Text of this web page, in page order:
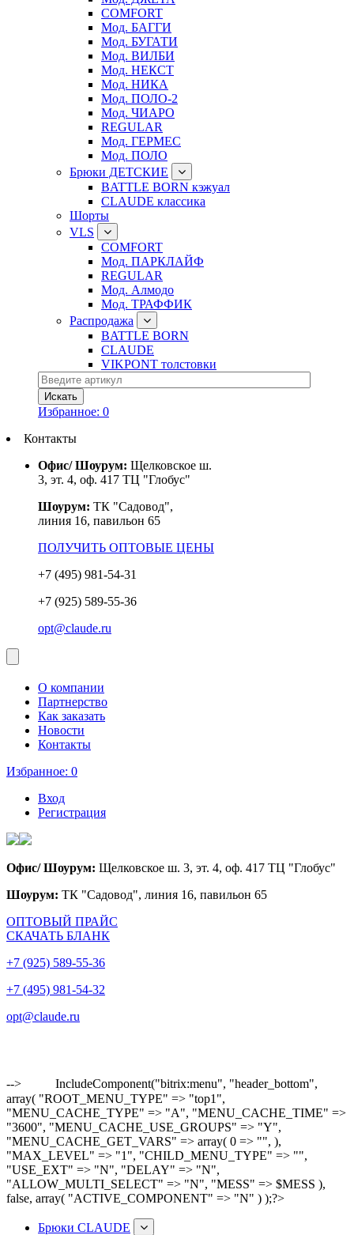
COMFORT
Мод. БАГГИ
Мод. БУГАТИ
Мод. ВИЛБИ
Мод. НЕКСТ
Мод. НИКА
Мод. ПОЛО-2
Мод. ЧИАРО
REGULAR
Мод. ГЕРМЕС
Мод. ПОЛО
Брюки ДЕТСКИЕ
BATTLE BORN кэжуал
CLAUDE классика
Шорты
VLS
COMFORT
Мод. ПАРКЛАЙФ
REGULAR
Мод. Алмодо
Мод. ТРАФФИК
Распродажа
BATTLE BORN
CLAUDE
VIKPONT толстовки
Избранное: 0
Контакты
Офис/ Шоурум: Щелковское ш.
3, эт. 4, оф. 417 ТЦ "Глобус"
Шоурум: ТК "Садовод",
линия 16, павильон 65
ПОЛУЧИТЬ ОПТОВЫЕ ЦЕНЫ
+7 (495) 981-54-31
+7 (925) 589-55-36
opt@claude.ru
О компании
Партнерство
Как заказать
Новости
Контакты
Избранное: 0
Вход
Регистрация
Офис/ Шоурум: Щелковское ш. 3, эт. 4, оф. 417 ТЦ "Глобус"
Шоурум: ТК "Садовод", линия 16, павильон 65
ОПТОВЫЙ ПРАЙС
СКАЧАТЬ БЛАНК
+7 (925) 589-55-36
+7 (495) 981-54-32
opt@claude.ru
-->
IncludeComponent("bitrix:menu", "header_bottom",
array( "ROOT_MENU_TYPE" => "top1",
"MENU_CACHE_TYPE" => "A", "MENU_CACHE_TIME" =>
"3600", "MENU_CACHE_USE_GROUPS" => "Y",
"MENU_CACHE_GET_VARS" => array( 0 => "", ),
"MAX_LEVEL" => "1", "CHILD_MENU_TYPE" => "",
"USE_EXT" => "N", "DELAY" => "N",
"ALLOW_MULTI_SELECT" => "N", "MESS" => $MESS ),
false, array( "ACTIVE_COMPONENT" => "N" ) );?>
Брюки CLAUDE